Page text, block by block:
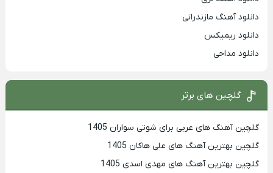
دانلود آهنگ مازندرانی
دانلود ریمیکس
دانلود مداحی
گلچین های برتر
گلچین آهنگ های عربی برای شوتی سواران 1405
گلچین بهترين آهنگ های علی هاکان 1405
گلچین بهترین آهنگ های مهدی اسدی 1405